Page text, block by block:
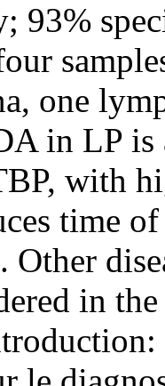
93%
one
in LP is
with
time
Other
in